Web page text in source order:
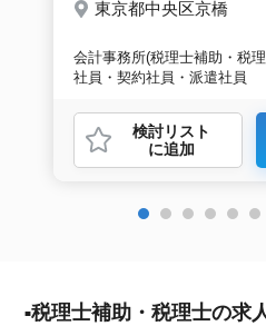
東京都中央区京橋
会計事務所(税理士補助・税
社員・契約社員・派遣社員
検討リスト
に追加
税理士補助・税理士の求